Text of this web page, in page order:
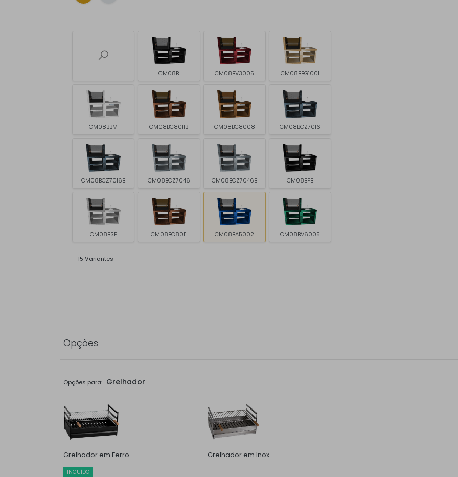
CM08B CM08BV3005 CM08BBG1001
CM08BBM CM08BC8011B CM08BC8008 CM08BCZ7016
CM08BCZ7016B CM08BCZ7046 CM08BCZ7046B CM08BPB
CM08BSP CM08BC8011 CM08BA5002 CM08BV6005
15 Variantes
Opções
Opções para: Grelhador
Grelhador em Ferro
INCUÍDO
Grelhador em Inox